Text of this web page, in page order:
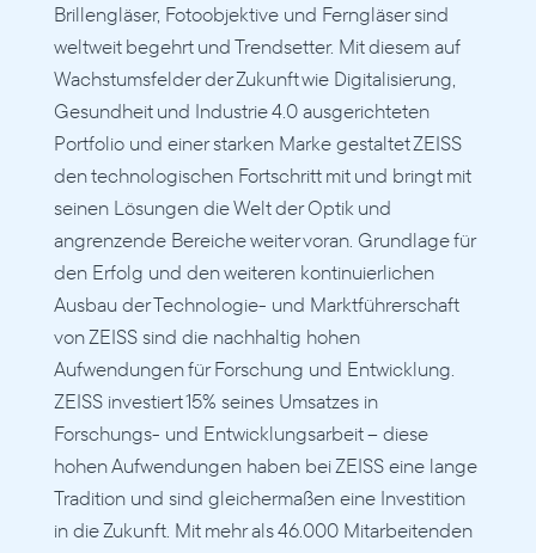
Brillengläser, Fotoobjektive und Ferngläser sind
weltweit begehrt und Trendsetter. Mit diesem auf
Wachstumsfelder der Zukunft wie Digitalisierung,
Gesundheit und Industrie 4.0 ausgerichteten
Portfolio und einer starken Marke gestaltet ZEISS
den technologischen Fortschritt mit und bringt mit
seinen Lösungen die Welt der Optik und
angrenzende Bereiche weiter voran. Grundlage für
den Erfolg und den weiteren kontinuierlichen
Ausbau der Technologie- und Marktführerschaft
von ZEISS sind die nachhaltig hohen
Aufwendungen für Forschung und Entwicklung.
ZEISS investiert 15% seines Umsatzes in
Forschungs- und Entwicklungsarbeit – diese
hohen Aufwendungen haben bei ZEISS eine lange
Tradition und sind gleichermaßen eine Investition
in die Zukunft. Mit mehr als 46.000 Mitarbeitenden